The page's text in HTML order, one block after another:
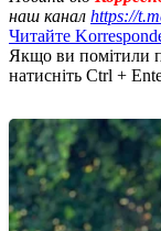
наш канал https://
Читайте
Якщо ви помітили
натисніть Ctrl +